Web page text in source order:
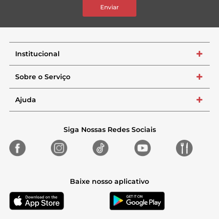
Enviar
Institucional +
Sobre o Serviço +
Ajuda +
Siga Nossas Redes Sociais
Baixe nosso aplicativo